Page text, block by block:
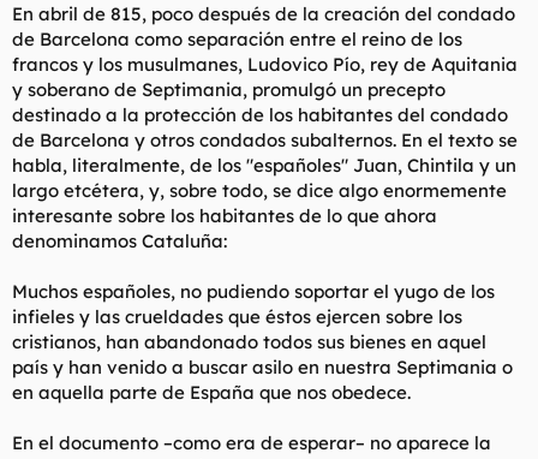
En abril de 815, poco después de la creación del condado
de Barcelona como separación entre el reino de los
francos y los musulmanes, Ludovico Pío, rey de Aquitania
y soberano de Septimania, promulgó un precepto
destinado a la protección de los habitantes del condado
de Barcelona y otros condados subalternos. En el texto se
habla, literalmente, de los "españoles" Juan, Chintila y un
largo etcétera, y, sobre todo, se dice algo enormemente
interesante sobre los habitantes de lo que ahora
denominamos Cataluña:
Muchos españoles, no pudiendo soportar el yugo de los
infieles y las crueldades que éstos ejercen sobre los
cristianos, han abandonado todos sus bienes en aquel
país y han venido a buscar asilo en nuestra Septimania o
en aquella parte de España que nos obedece.
En el documento –como era de esperar– no aparece la